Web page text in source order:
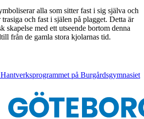
alla som sitter fast i sig själva och
och fast i själen på plagget. Detta är
skapelse med ett utseende bortom denna
från de gamla stora kjolarnas tid.
på Burgårdsgymnasiet